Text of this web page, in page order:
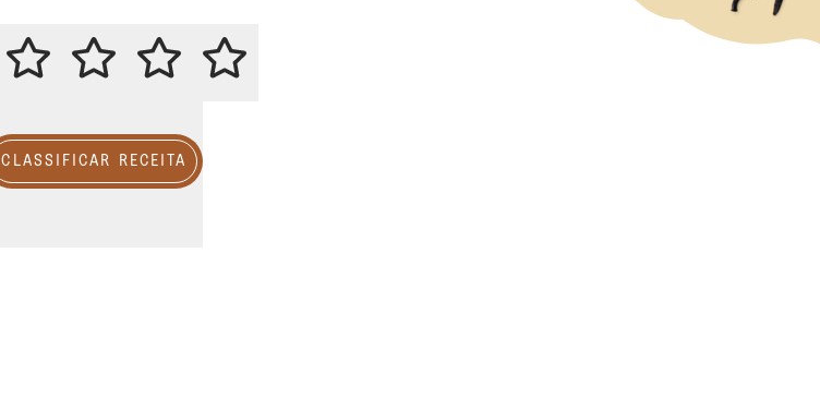
CLASSIFICAR ESTA RECEITA
CLASSIFICAR RECEITA